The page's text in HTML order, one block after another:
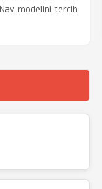
modelini tercih